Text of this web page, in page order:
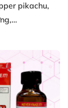
pikachu,
,…